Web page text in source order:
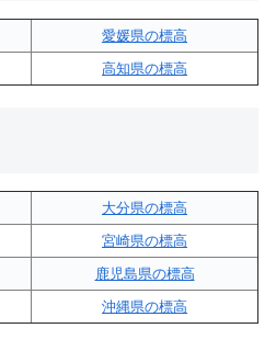
愛媛県の標高
高知県の標高
大分県の標高
宮崎県の標高
鹿児島県の標高
沖縄県の標高